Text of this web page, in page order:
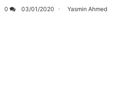
Yasmin Ahmed
03/01/2020
0